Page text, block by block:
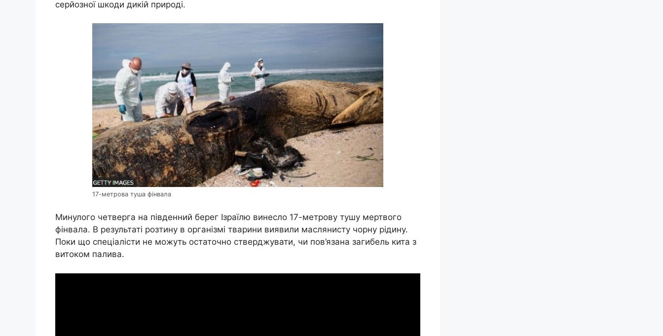
серйозної шкоди дикій природі.
17-метрова туша фінвала
Минулого четверга на південний берег Ізраїлю винесло 17-метрову тушу мертвого
фінвала. В результаті розтину в організмі тварини виявили маслянисту чорну рідину.
Поки що спеціалісти не можуть остаточно стверджувати, чи пов’язана загибель кита з
витоком палива.